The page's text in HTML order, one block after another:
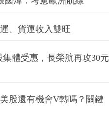
、貨運收入雙旺
體受惠，長榮航再攻30元
股還有機會V轉嗎？關鍵